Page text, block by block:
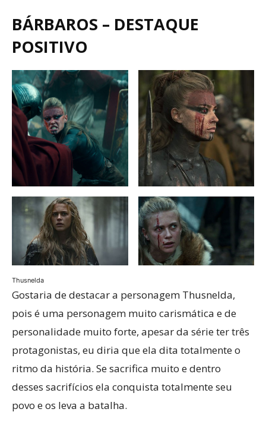
BÁRBAROS – DESTAQUE
POSITIVO
Thusnelda
Gostaria de destacar a personagem Thusnelda,
pois é uma personagem muito carismática e de
personalidade muito forte, apesar da série ter três
protagonistas, eu diria que ela dita totalmente o
ritmo da história. Se sacrifica muito e dentro
desses sacrifícios ela conquista totalmente seu
povo e os leva a batalha.